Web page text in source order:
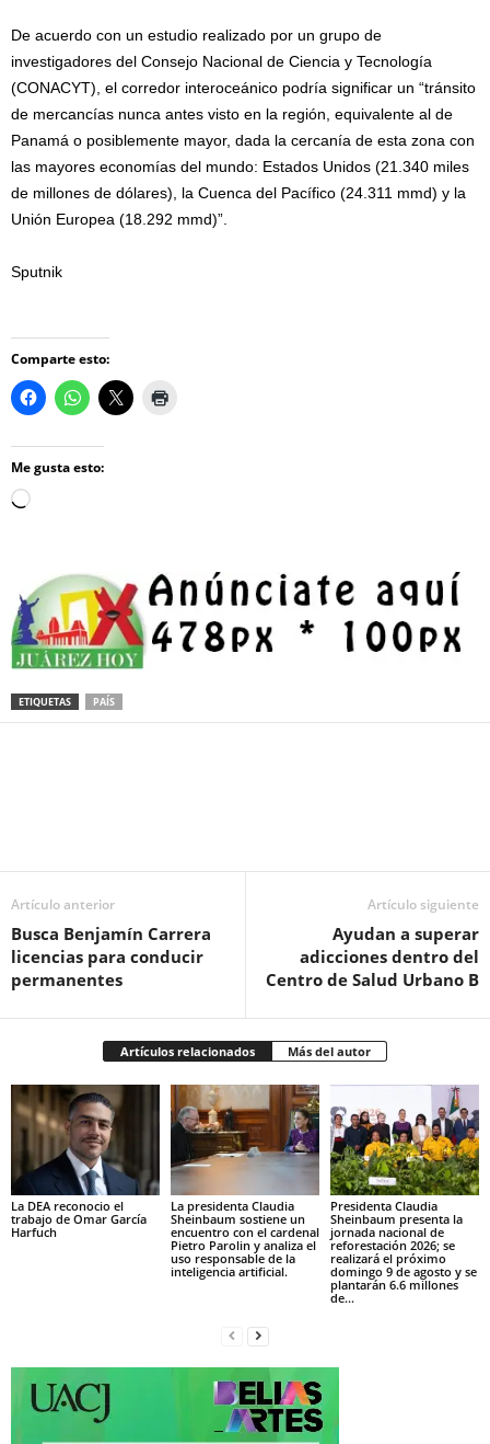
De acuerdo con un estudio realizado por un grupo de
investigadores del Consejo Nacional de Ciencia y Tecnología
(CONACYT), el corredor interoceánico podría significar un “tránsito
de mercancías nunca antes visto en la región, equivalente al de
Panamá o posiblemente mayor, dada la cercanía de esta zona con
las mayores economías del mundo: Estados Unidos (21.340 miles
de millones de dólares), la Cuenca del Pacífico (24.311 mmd) y la
Unión Europea (18.292 mmd)”.
Sputnik
Comparte esto:
Me gusta esto:
Loading…
ETIQUETAS PAÍS
Artículo anterior
Busca Benjamín Carrera
licencias para conducir
permanentes
Artículo siguiente
Ayudan a superar
adicciones dentro del
Centro de Salud Urbano B
Artículos relacionados Más del autor
La DEA reconocio el
trabajo de Omar García
Harfuch
La presidenta Claudia
Sheinbaum sostiene un
encuentro con el cardenal
Pietro Parolin y analiza el
uso responsable de la
inteligencia artificial.
Presidenta Claudia
Sheinbaum presenta la
jornada nacional de
reforestación 2026; se
realizará el próximo
domingo 9 de agosto y se
plantarán 6.6 millones
de...